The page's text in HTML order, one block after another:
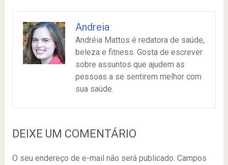
Andreia
Andréia Mattos é redatora de saúde,
beleza e fitness. Gosta de escrever
sobre assuntos que ajudem as
pessoas a se sentirem melhor com
sua saúde.
DEIXE UM COMENTÁRIO
O seu endereço de e-mail não será publicado. Campos